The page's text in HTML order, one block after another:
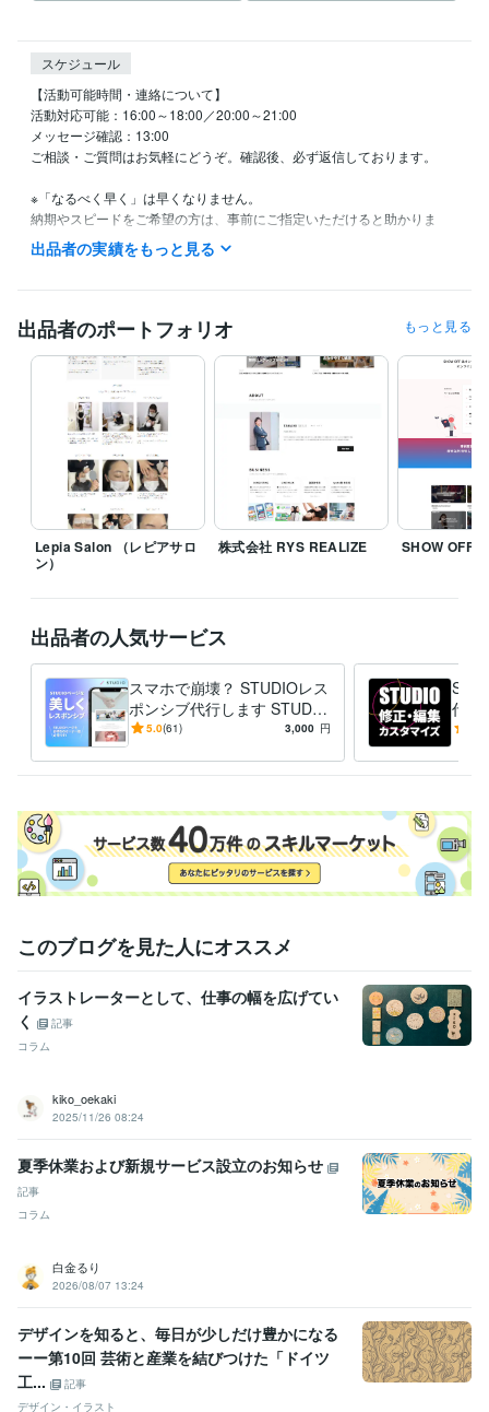
スケジュール
【活動可能時間・連絡について】
活動対応可能：16:00～18:00／20:00～21:00
メッセージ確認：13:00
ご相談・ご質問はお気軽にどうぞ。確認後、必ず返信しております。
※「なるべく早く」は早くなりません。
納期やスピードをご希望の方は、事前にご指定いただけると助かりま
す。
ます。
少し堅く感じる方もいらっしゃるかもしれませんが、信頼性重視の表現
としてご理解ください。
【業務スタンスと自己紹介】
私は**「迷わない構文」をベースに、Webデザインと価値観設計を行っ
ています。**
丁寧に、必要なものだけを見極めて形にするスタイルです。
お急ぎ対応や派手な表現よりも、「納得感」と「整った言葉」を重視し
個人・法人・制作会社さま問わず、構文的思考でサポートします。
「整理してから頼みたい」方も、「何を頼めばいいか分からない」方
【略歴】
文系大卒 → 社会不適応 → 石油ストーブ営業 → 離脱
「売れること」に違和感を感じ、意味のある“選ばれる設計”を探し始める
2019年：独学と職業訓練でデザインを習得
経験職種
デザイナー / Webデザイナー
デザイナー / UI/UXデザイナー 経験年数 : 5年
デザイナー / 企画書・資料デザイナー 経験年数 : 5年
営業 / 法人営業 経験年数 : 5年
職歴
受賞歴
ゼロイチWEBデザイン中級編「ベストオブ選手権」
ココナラ 販売実
資格・検定
アロマテラピー検定1級 取得年 : 2020年
PowerPoint:1年
得意分野
Web制作・HP作成・EC構築 STUDIOによるWEBサイト制作 Word
PressによるWEBサイト制作 ペライチによるWEBサイト制作
Wix
BASE ストアカサムネイルの作成 ココナラサムネイルの作成 Figm
aデータをSTUDIOで実装
出品者の実績をもっと見る
出品者のポートフォリオ もっと見る
Lepia Salon （レピアサロ
ン）
株式会社 RYS REALIZE SHOW OFF
出品者の人気サービス
スマホで崩壊？ STUDIOレス
ポンシブ代行します STUDIO
サイト、スマホでガタガタ？
5.0(61) 3,000 円
代行
度と
このブログを見た人にオススメ
イラストレーターとして、仕事の幅を広げてい
く
記事
コラム
kiko_oekaki
2025/11/26 08:24
夏季休業および新規サービス設立のお知らせ
記事
コラム
白金るり
2026/08/07 13:24
デザインを知ると、毎日が少しだけ豊かになる
ーー第10回 芸術と産業を結びつけた「ドイツ
工...
記事
デザイン・イラスト